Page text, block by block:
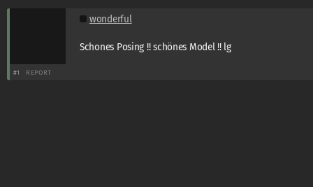
wonderful
Schones Posing !! schönes Model !! lg
#1 REPORT